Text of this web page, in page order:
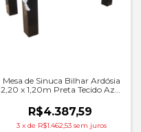
Mesa de Sinuca Bilhar Ardósia
2,20 x 1,20m Preta Tecido Azul
R$4.387,59
3 x de R$1.462,53 sem juros